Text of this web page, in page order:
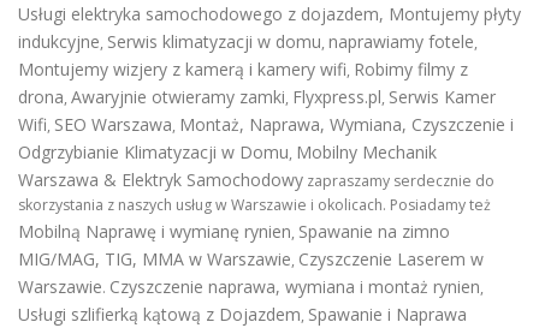
Usługi elektryka samochodowego z dojazdem, Montujemy płyty
indukcyjne, Serwis klimatyzacji w domu, naprawiamy fotele,
Montujemy wizjery z kamerą i kamery wifi, Robimy filmy z
drona, Awaryjnie otwieramy zamki, Flyxpress.pl, Serwis Kamer
Wifi, SEO Warszawa, Montaż, Naprawa, Wymiana, Czyszczenie i
Odgrzybianie Klimatyzacji w Domu, Mobilny Mechanik
Warszawa & Elektryk Samochodowy zapraszamy serdecznie do
skorzystania z naszych usług w Warszawie i okolicach. Posiadamy też
Mobilną Naprawę i wymianę rynien, Spawanie na zimno
MIG/MAG, TIG, MMA w Warszawie, Czyszczenie Laserem w
Warszawie. Czyszczenie naprawa, wymiana i montaż rynien,
Usługi szlifierką kątową z Dojazdem, Spawanie i Naprawa